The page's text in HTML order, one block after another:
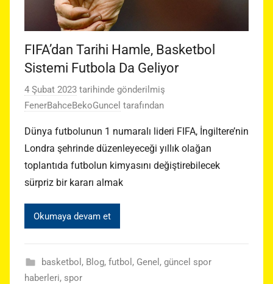
FIFA’dan Tarihi Hamle, Basketbol
Sistemi Futbola Da Geliyor
4 Şubat 2023 tarihinde gönderilmiş
FenerBahceBekoGuncel tarafından
Dünya futbolunun 1 numaralı lideri FIFA, İngiltere’nin
Londra şehrinde düzenleyeceği yıllık olağan
toplantıda futbolun kimyasını değiştirebilecek
sürpriz bir kararı almak
Okumaya devam et
basketbol , Blog, futbol , Genel , güncel spor
haberleri, spor